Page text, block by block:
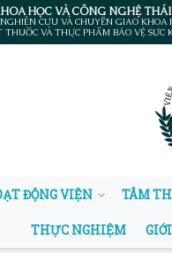
HỌC VÀ CÔNG NGHỆ
CỨU VÀ CHUYỂN GIAO KHOA
THUỐC VÀ THỰC PHẨM BẢO VỆ SỨC
ĐỘNG VIỆN TÂM
THỰC NGHIỆM